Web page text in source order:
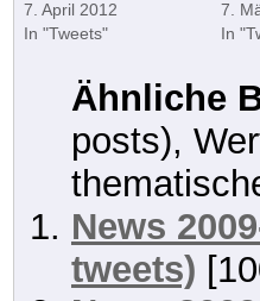
7. April 2012
In "Tweets"
7.
In
Ähnliche
posts),
News
tweets)